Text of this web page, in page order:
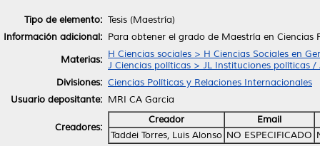
Tipo de elemento: Tesis (Maestría)
Información adicional: Para obtener el grado de Maestría en Ciencias
Materias: H Ciencias sociales > H Ciencias Sociales en
J Ciencias políticas > JL Instituciones políticas
Divisiones: Ciencias Políticas y Relaciones Internacionales
Usuario depositante: MRI CA Garcia
Creadores:
Creador
Email
Taddei Torres, Luis Alonso NO ESPECIFICADO